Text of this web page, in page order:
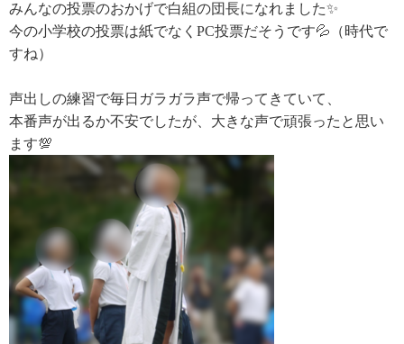
みんなの投票のおかげで白組の団長になれました✨
今の小学校の投票は紙でなくPC投票だそうです💦（時代で
すね）
声出しの練習で毎日ガラガラ声で帰ってきていて、
本番声が出るか不安でしたが、大きな声で頑張ったと思い
ます💯